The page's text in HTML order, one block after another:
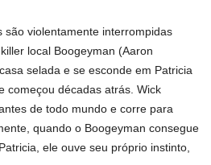
são violentamente interrompidas
local Boogeyman (Aaron
selada e se esconde em Patricia
começou décadas atrás. Wick
de todo mundo e corre para
quando o Boogeyman consegue
ele ouve seu próprio instinto,